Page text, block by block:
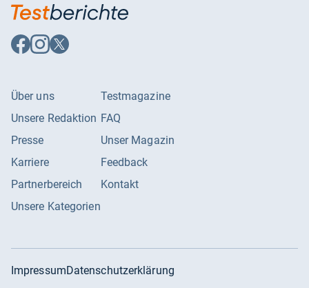
Auf
Facebook
Auf
Instagram
Auf
X
Über uns
Unsere Redaktion
Presse
Karriere
Partnerbereich
Unsere Kategorien
Testmagazine
FAQ
Unser Magazin
Feedback
Kontakt
ImpressumDatenschutzerklärung